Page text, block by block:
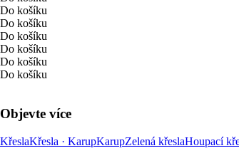
Do košíku
Do košíku
Do košíku
Do košíku
Do košíku
Do košíku
Objevte více
KřeslaKřesla · KarupKarupZelená křeslaHoupací